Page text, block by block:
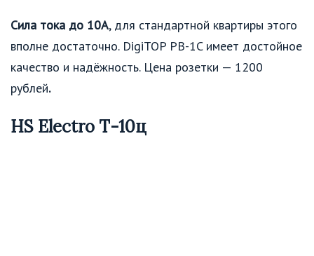
Сила тока до 10А, для стандартной квартиры этого
вполне достаточно. DigiTOP PB-1C имеет достойное
качество и надёжность. Цена розетки — 1200
рублей.
HS Electro Т-10ц